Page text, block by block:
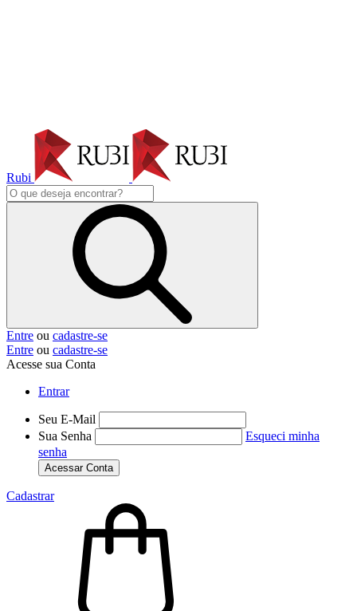
Rubi
Entre ou cadastre-se
Entre ou cadastre-se
Acesse sua Conta
Entrar
Seu E-Mail
Sua Senha
Esqueci minha
senha
Acessar Conta
Cadastrar